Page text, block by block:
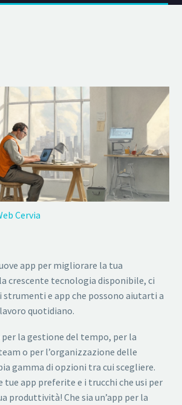
Cervia
app per migliorare la tua
crescente tecnologia disponibile, ci
strumenti e app che possono aiutarti a
quotidiano.
la gestione del tempo, per la
o per l’organizzazione delle
gamma di opzioni tra cui scegliere.
tue app preferite e i trucchi che usi per
produttività! Che sia un’app per la